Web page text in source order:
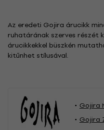
Az eredeti Gojira árucikk
ruhatárának szerves részét
árucikkekkel büszkén
kitűnhet stílusával.
Gojira
Gojira